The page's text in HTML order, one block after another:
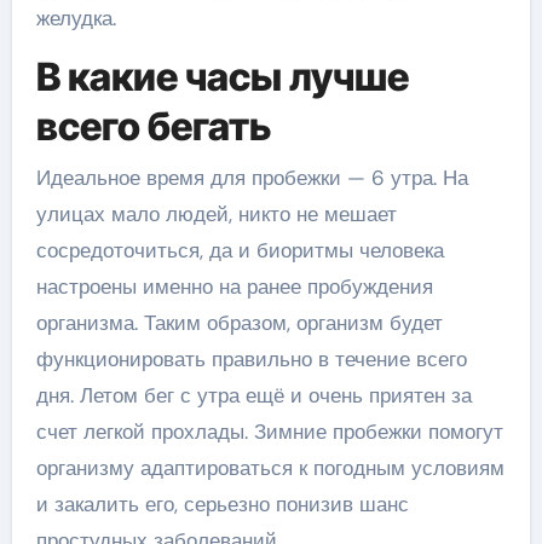
желудка.
В какие часы лучше
всего бегать
Идеальное время для пробежки — 6 утра. На
улицах мало людей, никто не мешает
сосредоточиться, да и биоритмы человека
настроены именно на ранее пробуждения
организма. Таким образом, организм будет
функционировать правильно в течение всего
дня. Летом бег с утра ещё и очень приятен за
счет легкой прохлады. Зимние пробежки помогут
организму адаптироваться к погодным условиям
и закалить его, серьезно понизив шанс